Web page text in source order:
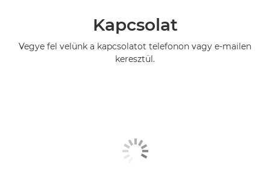
Kapcsolat
Vegye fel velünk a kapcsolatot telefonon vagy e-mailen
keresztül.